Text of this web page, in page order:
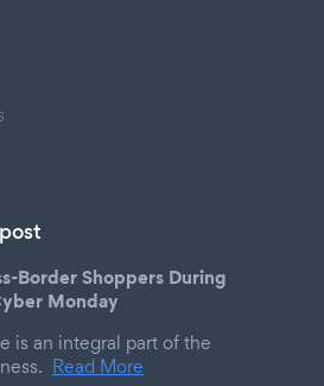
Border Shoppers During
Monday
is an integral part of the
Read More